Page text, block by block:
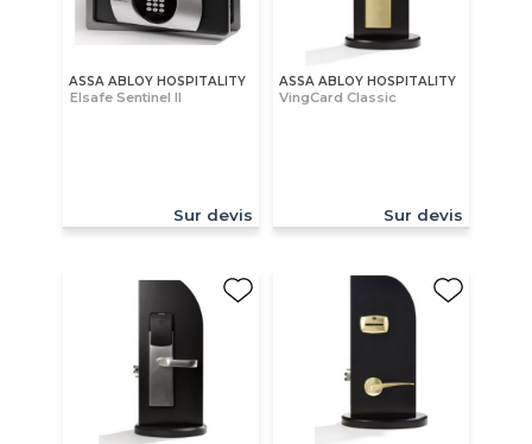
ASSA ABLOY HOSPITALITY
Elsafe Sentinel II
Sur devis
ASSA ABLOY HOSPITALITY
VingCard Classic
Sur devis